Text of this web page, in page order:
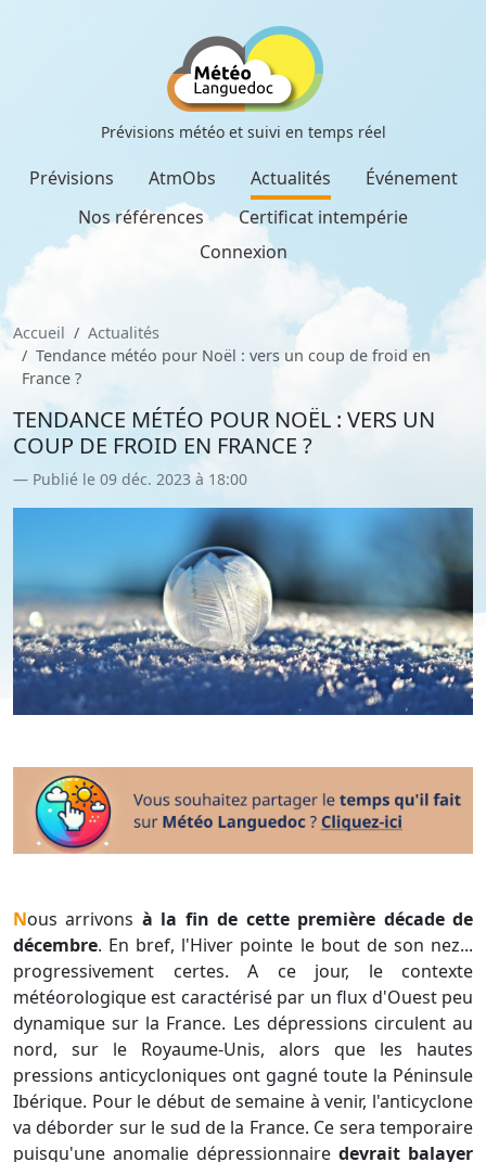
Prévisions météo et suivi en temps réel
Prévisions AtmObs Actualités
Événement
Nos références
Certificat intempérie
Connexion
Accueil
Actualités
Tendance météo pour Noël : vers un coup de froid en
France ?
TENDANCE MÉTÉO POUR NOËL : VERS UN
COUP DE FROID EN FRANCE ?
Publié le 09 déc. 2023 à 18:00
Nous arrivons à la fin de cette première décade de
décembre. En bref, l'Hiver pointe le bout de son nez...
progressivement certes. A ce jour, le contexte
météorologique est caractérisé par un flux d'Ouest peu
dynamique sur la France. Les dépressions circulent au
nord, sur le Royaume-Unis, alors que les hautes
pressions anticycloniques ont gagné toute la Péninsule
Ibérique. Pour le début de semaine à venir, l'anticyclone
va déborder sur le sud de la France. Ce sera temporaire
puisqu'une anomalie dépressionnaire devrait balayer